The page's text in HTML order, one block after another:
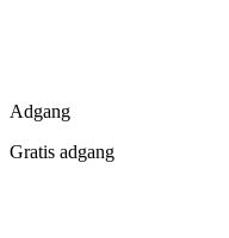
Adgang
Gratis adgang